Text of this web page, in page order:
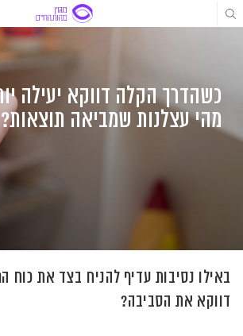
דלג
לתוכן
דלג
דלג
כשהדרך הקלה דווקא יעילה
מהי עצלנות שמביאה תוצאות?
באילו נסיבות עדיף להניח בצד את כוח
דווקא את הסביבה?